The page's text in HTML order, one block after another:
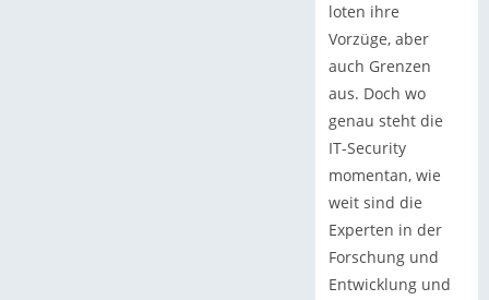
loten ihre
Vorzüge, aber
auch Grenzen
aus. Doch wo
genau steht die
IT-Security
momentan, wie
weit sind die
Experten in der
Forschung und
Entwicklung und